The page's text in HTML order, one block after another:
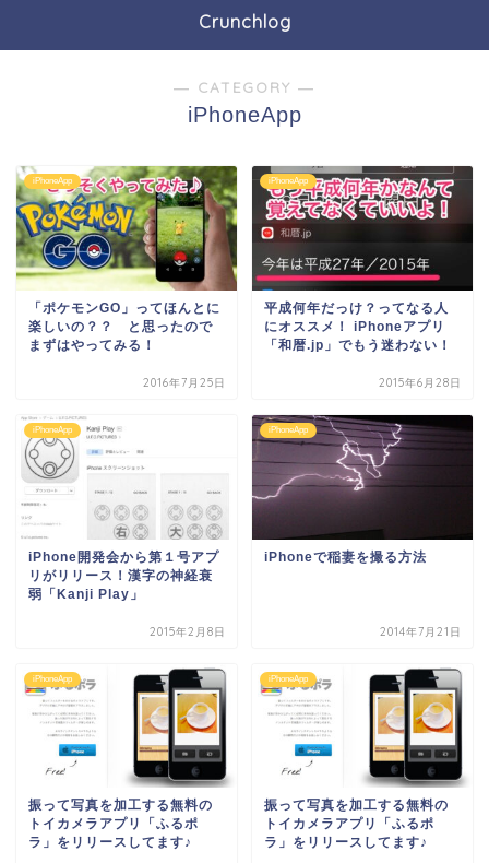
Crunchlog
― CATEGORY ―
iPhoneApp
iPhoneApp
「ポケモンGO」ってほんとに
楽しいの？？ と思ったので
まずはやってみる！
2016年7月25日
iPhoneApp
平成何年だっけ？ってなる人
にオススメ！ iPhoneアプリ
「和暦.jp」でもう迷わない！
2015年6月28日
iPhoneApp
iPhone開発会から第１号アプ
リがリリース！漢字の神経衰
弱「Kanji Play」
2015年2月8日
iPhoneApp
iPhoneで稲妻を撮る方法
2014年7月21日
iPhoneApp
振って写真を加工する無料の
トイカメラアプリ「ふるポ
ラ」をリリースしてます♪
iPhoneApp
振って写真を加工する無料の
トイカメラアプリ「ふるポ
ラ」をリリースしてます♪